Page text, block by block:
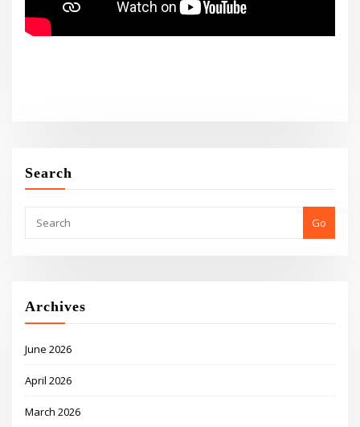
Search
Go
Archives
June 2026
April 2026
March 2026